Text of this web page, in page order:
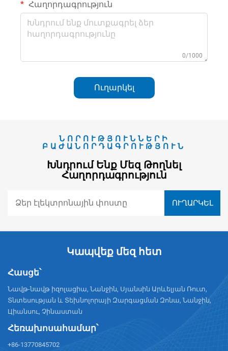
Հաղորդագրություն
0/1000
Ուղարկել
ՆՈՐՈՒԹՅՈՒՆՆԵՐԻ
ԲԱԺԱՆՈՐԴԱԳՐՈՒԹՅՈՒՆ
Խնդրում Ենք Մեզ Թողնել
Հաղորդագրություն
Կապվեք մեզ հետ
Հասցե՝
Նավթ-նավթ իզոլացիա, Նանջին, Սյանսին Արևելյան Ռուտ,
Տնտեսության և Տեխնոլորայի Զարգացման Զոնա, Նանջին,
Цիանսու, Չինաստան
Հեռախոսահամար՝
+86-13770845702